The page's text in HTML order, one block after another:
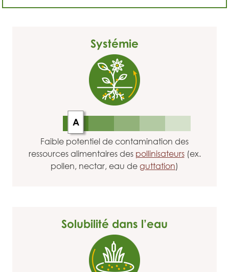
Systémie
A
Faible potentiel de contamination des
ressources alimentaires des pollinisateurs(ex.
pollen, nectar, eau de guttation)
Solubilité dans l’eau